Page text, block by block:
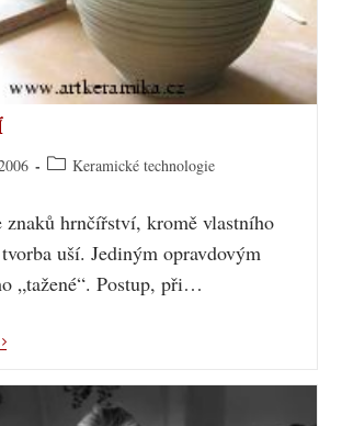
Keramické technologie
znaků hrnčířství, kromě vlastního
uší. Jediným opravdovým
„tažené“. Postup, při…